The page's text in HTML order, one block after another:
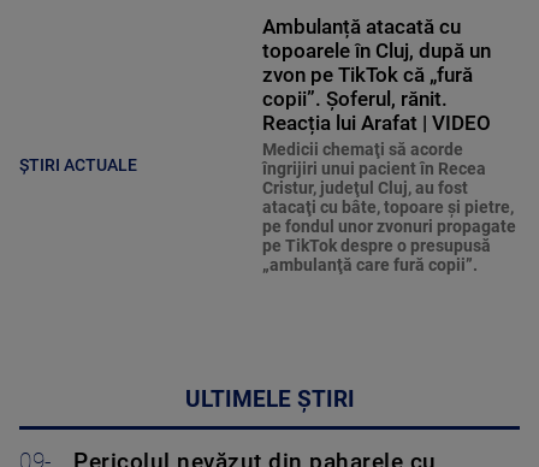
ȘTIRI ACTUALE
Ambulanță atacată cu
topoarele în Cluj, după un
zvon pe TikTok că „fură
copii”. Șoferul, rănit.
Reacția lui Arafat | VIDEO
Medicii chemaţi să acorde
îngrijiri unui pacient în Recea
Cristur, judeţul Cluj, au fost
atacaţi cu bâte, topoare şi pietre,
pe fondul unor zvonuri propagate
pe TikTok despre o presupusă
„ambulanţă care fură copii”.
ULTIMELE ȘTIRI